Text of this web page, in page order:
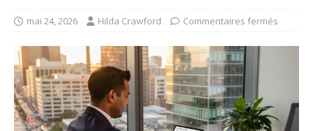
mai 24, 2026 Hilda Crawford Commentaires fermés